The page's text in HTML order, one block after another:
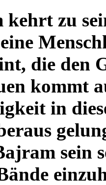
zu
die den
kommt
in
sein